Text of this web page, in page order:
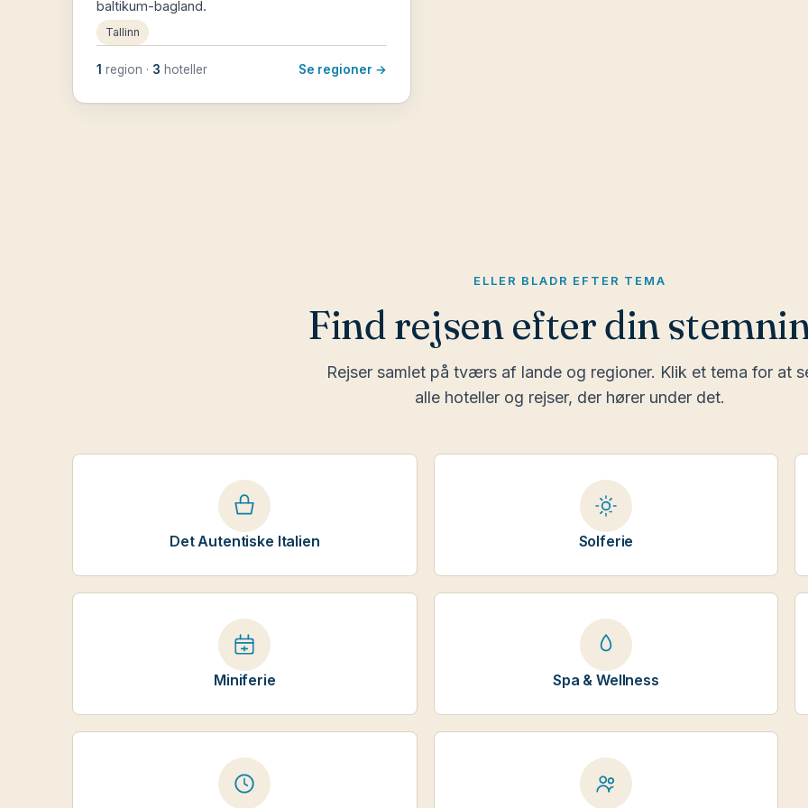
baltikum-bagland.
Tallinn
1 region · 3 hoteller Se regioner →
ELLER BLADR EFTER TEMA
Find rejsen efter din
Rejser samlet på tværs af lande og regioner. Klik et tema for at
alle hoteller og rejser, der hører under det.
Det Autentiske Italien Solferie
Miniferie Spa & Wellness